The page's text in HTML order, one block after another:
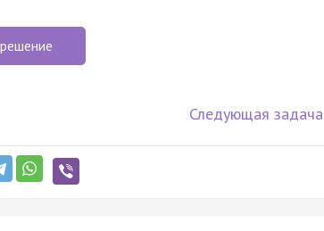
Следующая задача